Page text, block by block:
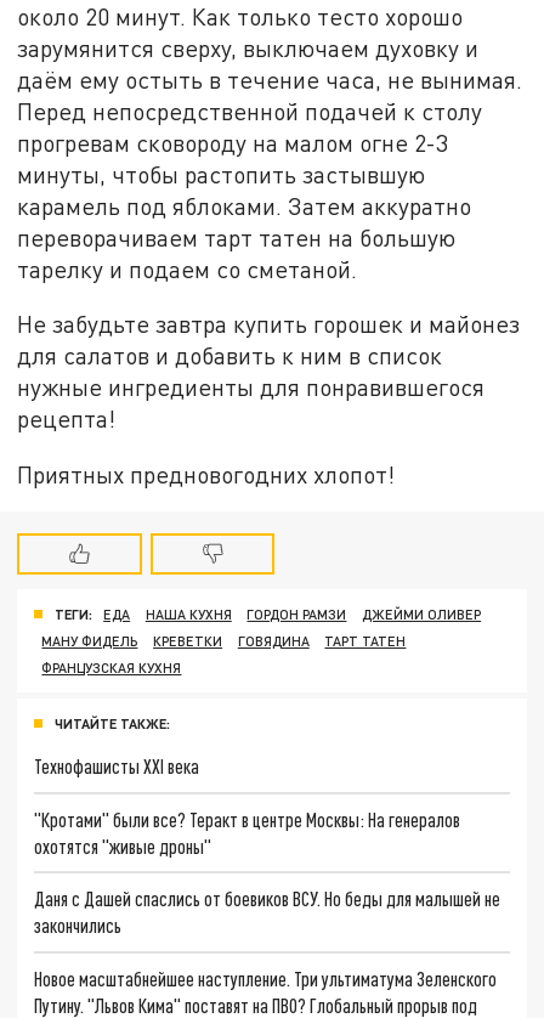
около 20 минут. Как только тесто хорошо
зарумянится сверху, выключаем духовку и
даём ему остыть в течение часа, не вынимая.
Перед непосредственной подачей к столу
прогревам сковороду на малом огне 2-3
минуты, чтобы растопить застывшую
карамель под яблоками. Затем аккуратно
переворачиваем тарт татен на большую
тарелку и подаем со сметаной.
Не забудьте завтра купить горошек и майонез
для салатов и добавить к ним в список
нужные ингредиенты для понравившегося
рецепта!
Приятных предновогодних хлопот!
ТЕГИ: ЕДА НАША КУХНЯ ГОРДОН РАМЗИ
ДЖЕЙМИ ОЛИВЕР
МАНУ ФИДЕЛЬ
КРЕВЕТКИ ГОВЯДИНА
ТАРТ ТАТЕН
ФРАНЦУЗСКАЯ КУХНЯ
ЧИТАЙТЕ ТАКЖЕ:
Технофашисты XXI века
"Кротами" были все? Теракт в центре Москвы: На генералов
охотятся "живые дроны"
Даня с Дашей спаслись от боевиков ВСУ. Но беды для малышей не
закончились
Новое масштабнейшее наступление. Три ультиматума Зеленского
Путину. "Львов Кима" поставят на ПВО? Глобальный прорыв под